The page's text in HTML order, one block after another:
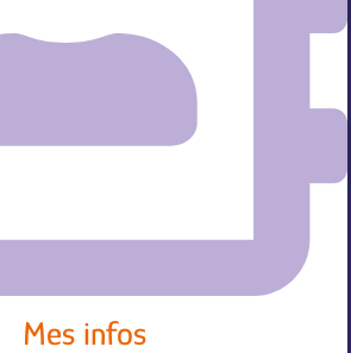
Mes infos